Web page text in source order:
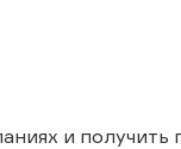
и получить